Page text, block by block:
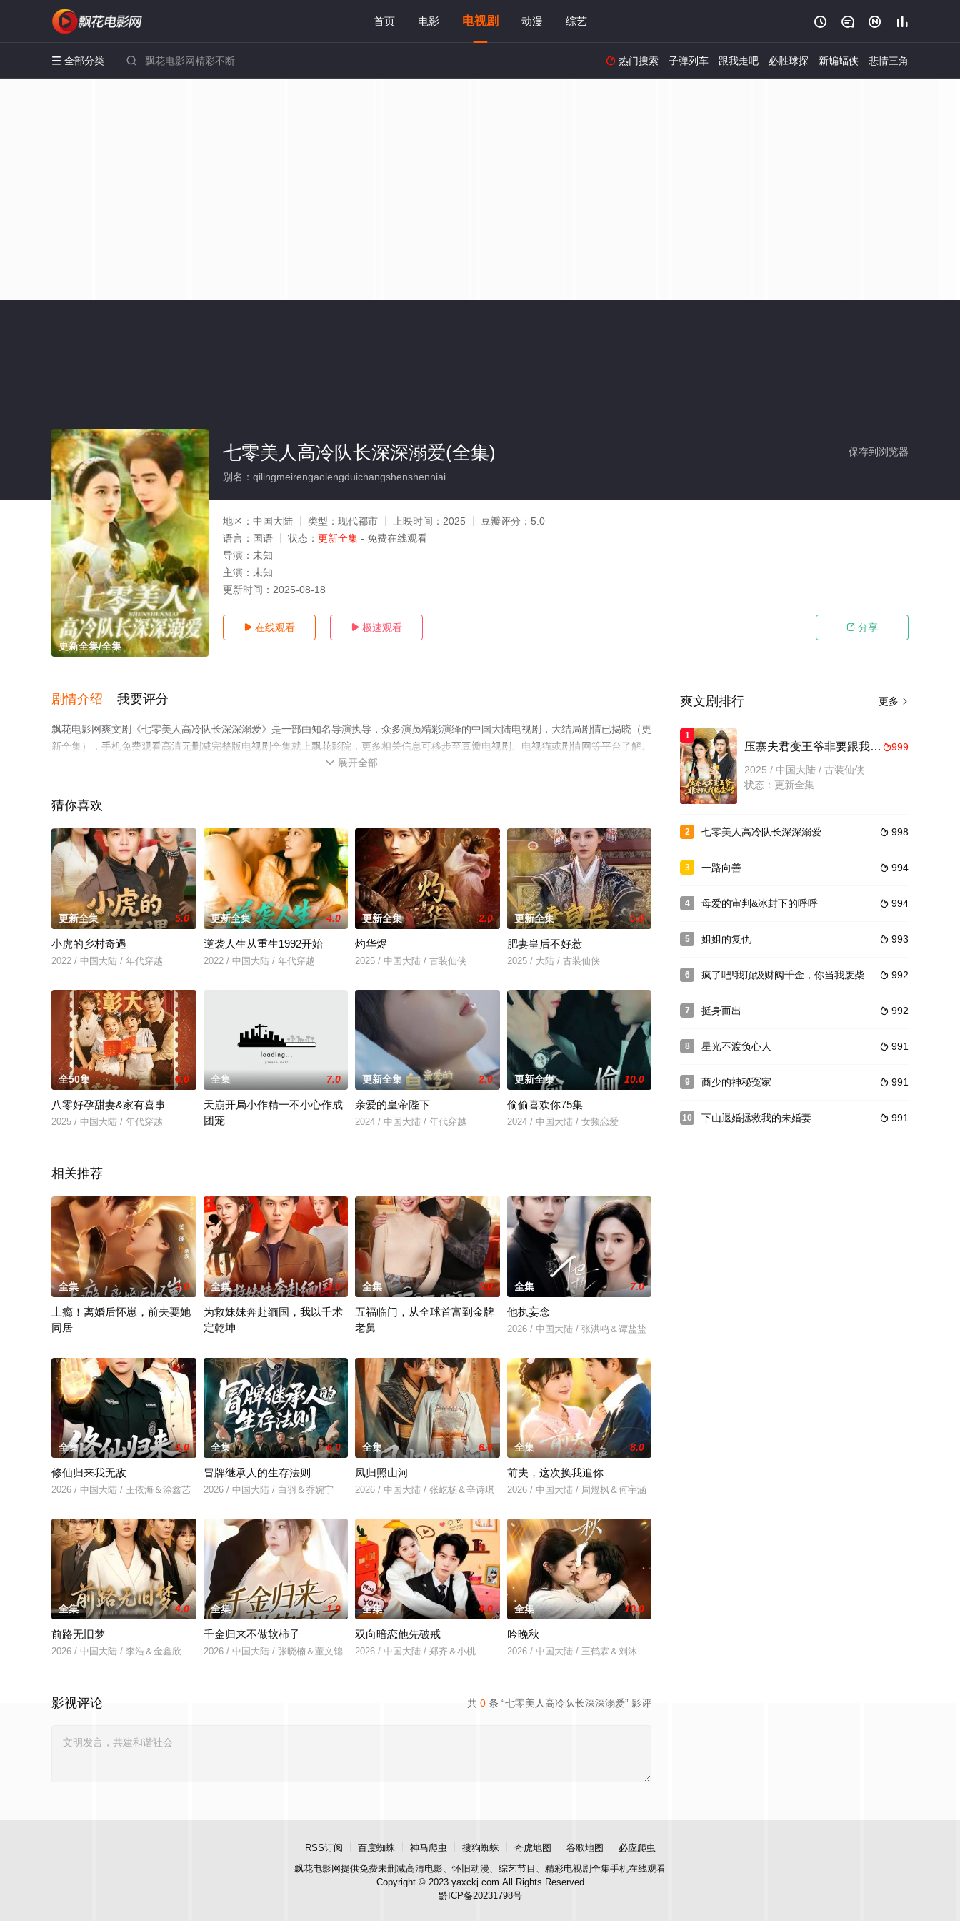
首页 电影 电视剧 动漫 综艺    
 全部分类   热门搜索 子弹列车 跟我走吧 必胜球探 新蝙蝠侠 悲情三角
更新全集/全集
保存到浏览器
七零美人高冷队长深深溺爱(全集)
别名：qilingmeirengaolengduichangshenshenniai
地区： 中国大陆 类型： 现代都市 上映时间： 2025 豆瓣评分： 5.0
语言： 国语 状态： 更新全集 - 免费在线观看
导演： 未知
主演： 未知
更新时间： 2025-08-18
 在线观看  极速观看  分享
剧情介绍 我要评分
飘花电影网爽文剧《七零美人高冷队长深深溺爱》是一部由知名导演执导，众多演员精彩演绎的中国大陆电视剧，大结局剧情已揭晓（更
新全集），手机免费观看高清无删减完整版电视剧全集就上飘花影院，更多相关信息可移步至豆瓣电视剧、电视猫或剧情网等平台了解。
 展开全部
猜你喜欢
更新全集 5.0
小虎的乡村奇遇
2022 / 中国大陆 / 年代穿越
更新全集 4.0
逆袭人生从重生1992开始
2022 / 中国大陆 / 年代穿越
更新全集 2.0
灼华烬
2025 / 中国大陆 / 古装仙侠
更新全集 5.0
肥妻皇后不好惹
2025 / 大陆 / 古装仙侠
全50集 6.0
八零好孕甜妻&家有喜事
2025 / 中国大陆 / 年代穿越
全集 7.0
天崩开局小作精一不小心作成
团宠
更新全集 2.0
亲爱的皇帝陛下
2024 / 中国大陆 / 年代穿越
更新全集 10.0
偷偷喜欢你75集
2024 / 中国大陆 / 女频恋爱
相关推荐
全集 3.0
上瘾！离婚后怀崽，前夫要她
同居
全集 2.0
为救妹妹奔赴缅国，我以千术
定乾坤
全集 5.0
五福临门，从全球首富到金牌
老舅
全集 7.0
他执妄念
2026 / 中国大陆 / 张洪鸣＆谭盐盐
全集 4.0
修仙归来我无敌
2026 / 中国大陆 / 王依海＆涂鑫艺
全集 6.0
冒牌继承人的生存法则
2026 / 中国大陆 / 白羽＆乔婉宁
全集 6.0
凤归照山河
2026 / 中国大陆 / 张屹杨＆辛诗琪
全集 8.0
前夫，这次换我追你
2026 / 中国大陆 / 周煜枫＆何宇涵
全集 4.0
前路无旧梦
2026 / 中国大陆 / 李浩＆金鑫欣
全集 1.0
千金归来不做软柿子
2026 / 中国大陆 / 张晓楠＆董文锦
全集 4.0
双向暗恋他先破戒
2026 / 中国大陆 / 郑齐＆小桃
全集 10.0
吟晚秋
2026 / 中国大陆 / 王鹤霖＆刘沐芸涵
共 0 条 “七零美人高冷队长深深溺爱” 影评
影视评论
更多 
爽文剧排行
1
999
压寨夫君变王爷非要跟我抱金砖
2025 / 中国大陆 / 古装仙侠
状态：更新全集
2  998
七零美人高冷队长深深溺爱
3  994
一路向善
4  994
母爱的审判&冰封下的呼呼
5  993
姐姐的复仇
6  992
疯了吧!我顶级财阀千金，你当我废柴
7  992
挺身而出
8  991
星光不渡负心人
9  991
商少的神秘冤家
10  991
下山退婚拯救我的未婚妻
RSS订阅 百度蜘蛛 神马爬虫 搜狗蜘蛛 奇虎地图 谷歌地图
必应爬虫
飘花电影网提供免费未删减高清电影、怀旧动漫、综艺节目、精彩电视剧全集手机在线观看
Copyright © 2023 yaxckj.com All Rights Reserved
黔ICP备20231798号